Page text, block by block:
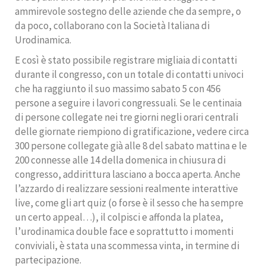
ammirevole sostegno delle aziende che da sempre, o
da poco, collaborano con la Società Italiana di
Urodinamica.
E così è stato possibile registrare migliaia di contatti
durante il congresso, con un totale di contatti univoci
che ha raggiunto il suo massimo sabato 5 con 456
persone a seguire i lavori congressuali. Se le centinaia
di persone collegate nei tre giorni negli orari centrali
delle giornate riempiono di gratificazione, vedere circa
300 persone collegate già alle 8 del sabato mattina e le
200 connesse alle 14 della domenica in chiusura di
congresso, addirittura lasciano a bocca aperta. Anche
l’azzardo di realizzare sessioni realmente interattive
live, come gli art quiz (o forse è il sesso che ha sempre
un certo appeal…), il colpisci e affonda la platea,
l’urodinamica double face e soprattutto i momenti
conviviali, è stata una scommessa vinta, in termine di
partecipazione.